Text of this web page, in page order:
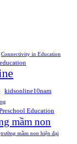
Connectivity in Education
kidsonline10nam
Education
mầm non
trường mầm non hiện đại